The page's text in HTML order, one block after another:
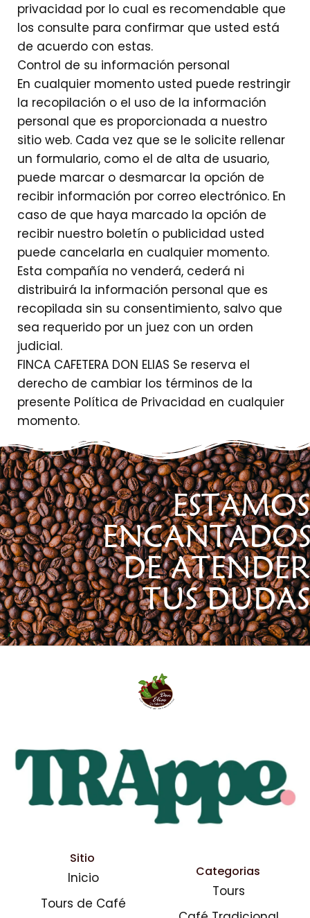
privacidad por lo cual es recomendable que
los consulte para confirmar que usted está
de acuerdo con estas.
Control de su información personal
En cualquier momento usted puede restringir
la recopilación o el uso de la información
personal que es proporcionada a nuestro
sitio web. Cada vez que se le solicite rellenar
un formulario, como el de alta de usuario,
puede marcar o desmarcar la opción de
recibir información por correo electrónico. En
caso de que haya marcado la opción de
recibir nuestro boletín o publicidad usted
puede cancelarla en cualquier momento.
Esta compañía no venderá, cederá ni
distribuirá la información personal que es
recopilada sin su consentimiento, salvo que
sea requerido por un juez con un orden
judicial.
FINCA CAFETERA DON ELIAS Se reserva el
derecho de cambiar los términos de la
presente Política de Privacidad en cualquier
momento.
ESTAMOS
DE ATENDER
TUS DUDAS
Sitio
Inicio
Tours de Café
Categorias
Tours